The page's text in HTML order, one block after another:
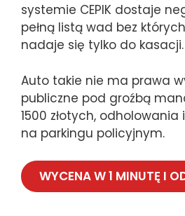
systemie CEPIK dostaje
pełną listą wad bez
nadaje się tylko do kasacji.
Auto takie nie ma prawa
publiczne pod groźbą
1500 złotych,
na parkingu policyjnym.
WYCENA W 1 MINUTĘ I